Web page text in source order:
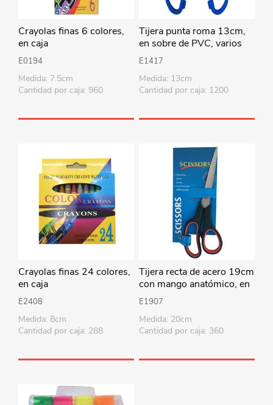
Crayolas finas 6 colores,
en caja
E0194
Medida: 7.5cm
Cantidad por caja: 960
Tijera punta roma 13cm,
en sobre de PVC, varios
colores
E1417
Medida: 13cm
Cantidad por caja: 1200
Crayolas finas 24 colores,
en caja
E2408
Medida: 8cm
Cantidad por caja: 288
Tijera recta de acero 19cm
con mango anatómico, en
cartón
E1907
Medida: 20cm
Cantidad por caja: 360